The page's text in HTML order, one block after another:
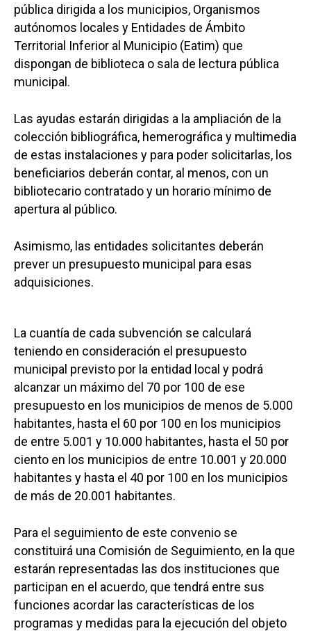
pública dirigida a los municipios, Organismos
autónomos locales y Entidades de Ámbito
Territorial Inferior al Municipio (Eatim) que
dispongan de biblioteca o sala de lectura pública
municipal.
Las ayudas estarán dirigidas a la ampliación de la
colección bibliográfica, hemerográfica y multimedia
de estas instalaciones y para poder solicitarlas, los
beneficiarios deberán contar, al menos, con un
bibliotecario contratado y un horario mínimo de
apertura al público.
Asimismo, las entidades solicitantes deberán
prever un presupuesto municipal para esas
adquisiciones.
La cuantía de cada subvención se calculará
teniendo en consideración el presupuesto
municipal previsto por la entidad local y podrá
alcanzar un máximo del 70 por 100 de ese
presupuesto en los municipios de menos de 5.000
habitantes, hasta el 60 por 100 en los municipios
de entre 5.001 y 10.000 habitantes, hasta el 50 por
ciento en los municipios de entre 10.001 y 20.000
habitantes y hasta el 40 por 100 en los municipios
de más de 20.001 habitantes.
Para el seguimiento de este convenio se
constituirá una Comisión de Seguimiento, en la que
estarán representadas las dos instituciones que
participan en el acuerdo, que tendrá entre sus
funciones acordar las características de los
programas y medidas para la ejecución del objeto